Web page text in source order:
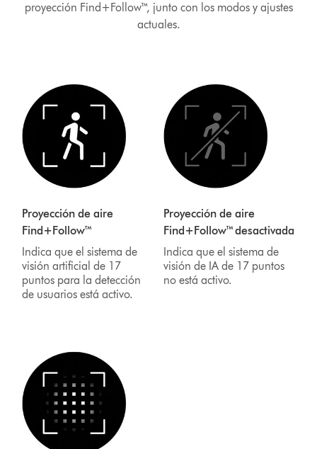
proyección Find+Follow™, junto con los modos y ajustes
actuales.
Proyección de aire
Find+Follow™
Indica que el sistema de
visión artificial de 17
puntos para la detección
de usuarios está activo.
Proyección de aire
Find+Follow™ desactivada
Indica que el sistema de
visión de IA de 17 puntos
no está activo.